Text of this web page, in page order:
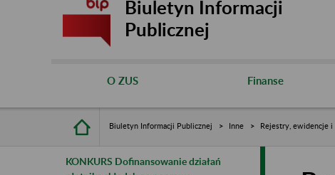
Biuletyn Informacji
Publicznej
O ZUS Finanse
Biuletyn Informacji Publicznej Inne Rejestry, ewidencje i
KONKURS Dofinansowanie działań